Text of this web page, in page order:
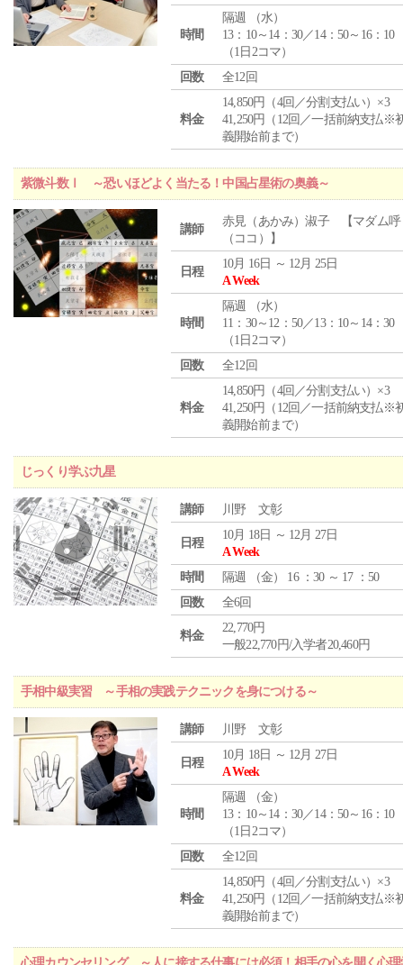
時間
隔週 （水）
13：10～14：30／14：50～16：10
（1日2コマ）
回数
全12回
料金
14,850円（4回／分割支払い）×3
41,250円（12回／一括前納支払※
義開始前まで）
紫微斗数Ⅰ ～恐いほどよく当たる！中国占星術の奥義～
講師
赤見（あかみ）淑子 【マダム呼
（ココ）】
日程
10月 16日 ～ 12月 25日
A Week
時間
隔週 （水）
11：30～12：50／13：10～14：30
（1日2コマ）
回数
全12回
料金
14,850円（4回／分割支払い）×3
41,250円（12回／一括前納支払※
義開始前まで）
じっくり学ぶ九星
講師 川野 文彰
日程
10月 18日 ～ 12月 27日
A Week
時間
隔週 （金） 16 ：30 ～ 17 ：50
回数
全6回
料金
22,770円
一般22,770円/入学者20,460円
手相中級実習 ～手相の実践テクニックを身につける～
講師 川野 文彰
日程
10月 18日 ～ 12月 27日
A Week
時間
隔週 （金）
13：10～14：30／14：50～16：10
（1日2コマ）
回数
全12回
料金
14,850円（4回／分割支払い）×3
41,250円（12回／一括前納支払※
義開始前まで）